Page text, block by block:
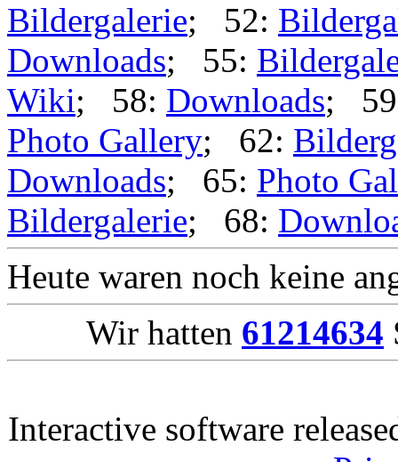
Bildergalerie; 52:
Downloads; 55:
Wiki; 58: Downloads;
Photo Gallery; 62:
Downloads; 65: Photo
Bildergalerie; 68:
Heute waren noch keine
Wir hatten 61214634
Interactive software